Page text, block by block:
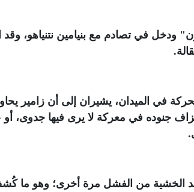
ودخل في تصادم مع بنيامين نتنياهو، وقد
.
في الميدان، يشيران إلى أن زامير
جنوده في معركة لا يرى فيها جدوى،
.
الخشية من الفشل مرة أخرى؛ وهو ما